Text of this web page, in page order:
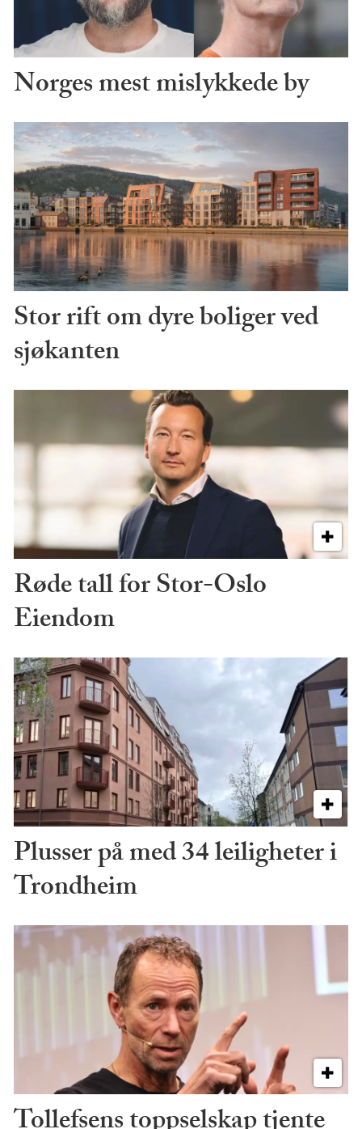
Norges mest mislykkede by
Stor rift om dyre boliger ved
sjøkanten
Røde tall for Stor-Oslo
Eiendom
Plusser på med 34 leiligheter i
Trondheim